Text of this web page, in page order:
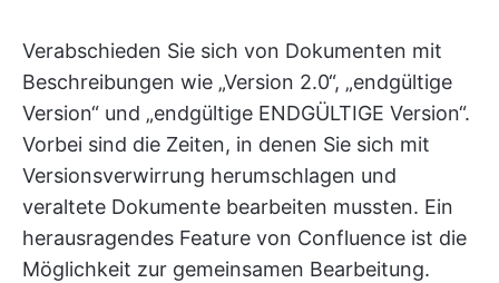
Verabschieden Sie sich von Dokumenten mit
Beschreibungen wie „Version 2.0“, „endgültige
Version“ und „endgültige ENDGÜLTIGE Version“.
Vorbei sind die Zeiten, in denen Sie sich mit
Versionsverwirrung herumschlagen und
veraltete Dokumente bearbeiten mussten. Ein
herausragendes Feature von Confluence ist die
Möglichkeit zur gemeinsamen Bearbeitung.